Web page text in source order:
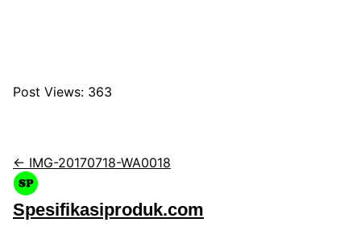
Post Views: 363
← IMG-20170718-WA0018
Spesifikasiproduk.com